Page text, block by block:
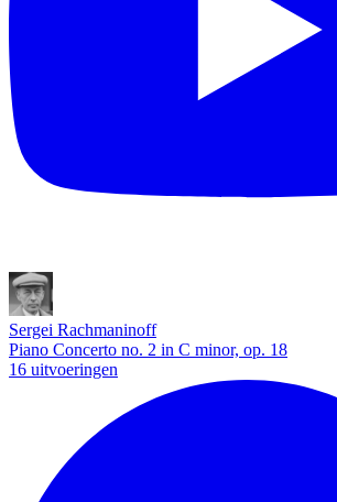
Sergei Rachmaninoff
Piano Concerto no. 2 in C minor, op. 18
16 uitvoeringen